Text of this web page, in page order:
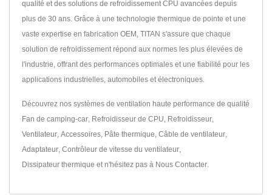
qualité et des solutions de refroidissement CPU avancées depuis
plus de 30 ans. Grâce à une technologie thermique de pointe et une
vaste expertise en fabrication OEM, TITAN s'assure que chaque
solution de refroidissement répond aux normes les plus élevées de
l'industrie, offrant des performances optimales et une fiabilité pour les
applications industrielles, automobiles et électroniques.
Découvrez nos systèmes de ventilation haute performance de qualité
Fan de camping-car, Refroidisseur de CPU, Refroidisseur,
Ventilateur, Accessoires, Pâte thermique, Câble de ventilateur,
Adaptateur, Contrôleur de vitesse du ventilateur,
Dissipateur thermique et n'hésitez pas à Nous Contacter.